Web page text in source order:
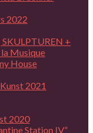
2022
+
la Musique
House
2021
2020
Station IV“